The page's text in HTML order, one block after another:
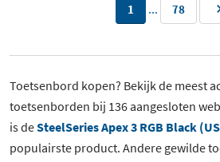
1 ... 78
Toetsenbord kopen? Bekijk de meest
toetsenborden bij 136 aangesloten
is deSteelSeries Apex 3 RGB Black
populairste product. Andere gewilde